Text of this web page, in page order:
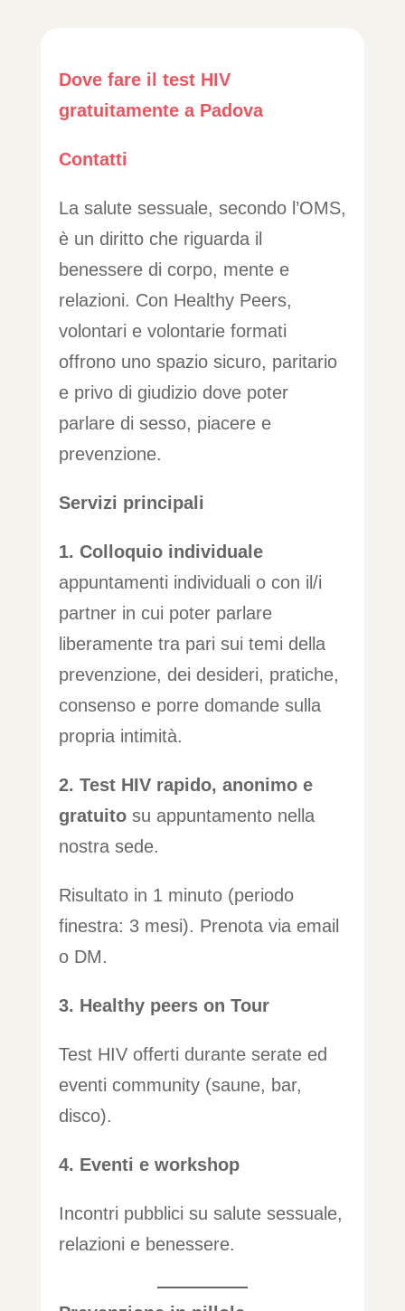
Dove fare il test HIV
gratuitamente a Padova
Contatti
La salute sessuale, secondo l’OMS,
è un diritto che riguarda il
benessere di corpo, mente e
relazioni. Con Healthy Peers,
volontari e volontarie formati
offrono uno spazio sicuro, paritario
e privo di giudizio dove poter
parlare di sesso, piacere e
prevenzione.
Servizi principali
1. Colloquio individuale
appuntamenti individuali o con il/i
partner in cui poter parlare
liberamente tra pari sui temi della
prevenzione, dei desideri, pratiche,
consenso e porre domande sulla
propria intimità.
2. Test HIV rapido, anonimo e
gratuitosu appuntamento nella
nostra sede.
Risultato in 1 minuto (periodo
finestra: 3 mesi). Prenota via email
o DM.
3. Healthy peers on Tour
Test HIV offerti durante serate ed
eventi community (saune, bar,
disco).
4. Eventi e workshop
Incontri pubblici su salute sessuale,
relazioni e benessere.